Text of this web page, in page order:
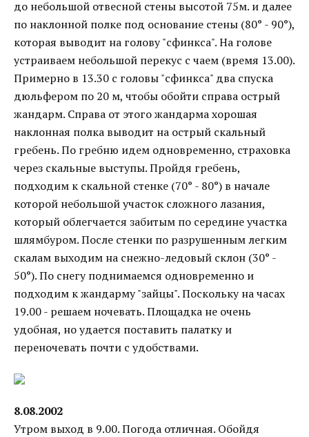
до небольшой отвесной стены высотой 75м. и далее
по наклонной полке под основание стены (80° - 90°),
которая выводит на голову "сфинкса". На голове
устраиваем небольшой перекус с чаем (время 13.00).
Примерно в 13.30 с головы "сфинкса" два спуска
дюльфером по 20 м, чтобы обойти справа острый
жандарм. Справа от этого жандарма хорошая
наклонная полка выводит на острый скальный
гребень. По гребню идем одновременно, страховка
через скальные выступы. Пройдя гребень,
подходим к скальной стенке (70° - 80°) в начале
которой небольшой участок сложного лазания,
который облегчается забитым по середине участка
шлямбуром. После стенки по разрушенным легким
скалам выходим на снежно-ледовый склон (30° -
50°). По снегу поднимаемся одновременно и
подходим к жандарму "зайцы". Поскольку на часах
19.00 - решаем ночевать. Площадка не очень
удобная, но удается поставить палатку и
переночевать почти с удобствами.
8.08.2002
Утром выход в 9.00. Погода отличная. Обойдя